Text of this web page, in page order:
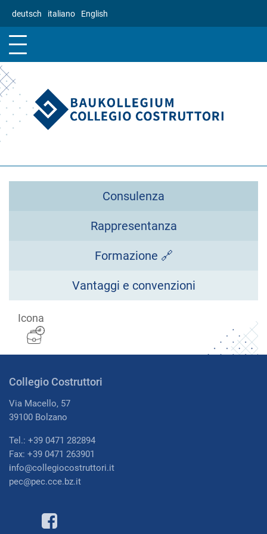
al
principale
deutsch italiano English
Consulenza
Rappresentanza
Formazione 🔗
Vantaggi e convenzioni
Icona
Collegio Costruttori
Via Macello, 57
39100 Bolzano
Tel.: +39 0471 282894
Fax: +39 0471 263901
info@collegiocostruttori.it
pec@pec.cce.bz.it